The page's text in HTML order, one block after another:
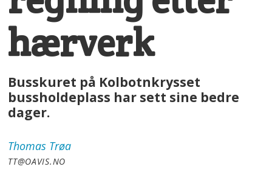
hærverk
Busskuret på Kolbotnkrysset
bussholdeplass har sett sine bedre
dager.
Thomas Trøa
TT@OAVIS.NO